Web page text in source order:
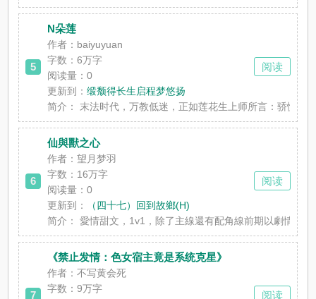
5
N朵莲
作者：baiyuyuan
字数：6万字
阅读量：0
更新到：缎颓得长生启程梦悠扬
简介：
末法时代，万教低迷，正如莲花生上师所言：骄慢所
阅读
6
仙與獸之心
作者：望月梦羽
字数：16万字
阅读量：0
更新到：
（四十七）回到故鄉(H)
简介：
愛情甜文，1v1，除了主線還有配角線前期以劇情為
阅读
7
《禁止发情：色女宿主竟是系统克星》
作者：不写黄会死
字数：9万字
阅读